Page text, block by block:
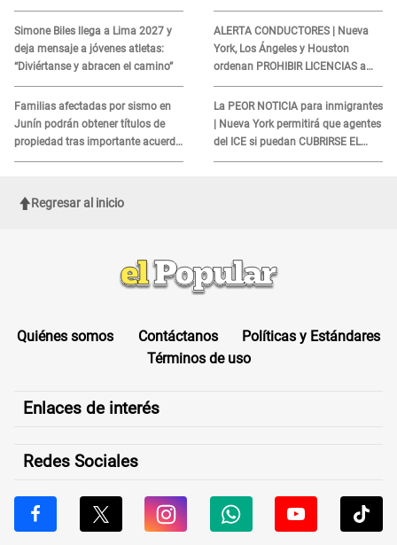
Simone Biles llega a Lima 2027 y
deja mensaje a jóvenes atletas:
“Diviértanse y abracen el camino”
Familias afectadas por sismo en
Junín podrán obtener títulos de
propiedad tras importante acuerdo
de Cofopri
ALERTA CONDUCTORES | Nueva
York, Los Ángeles y Houston
ordenan PROHIBIR LICENCIAS a
quienes no presenten ESTE
DOCUMENTO
La PEOR NOTICIA para inmigrantes
| Nueva York permitirá que agentes
del ICE si puedan CUBRIRSE EL
ROSTRO
Regresar al inicio
Quiénes somos Contáctanos
Políticas y Estándares
Términos de uso
Enlaces de interés
Redes Sociales